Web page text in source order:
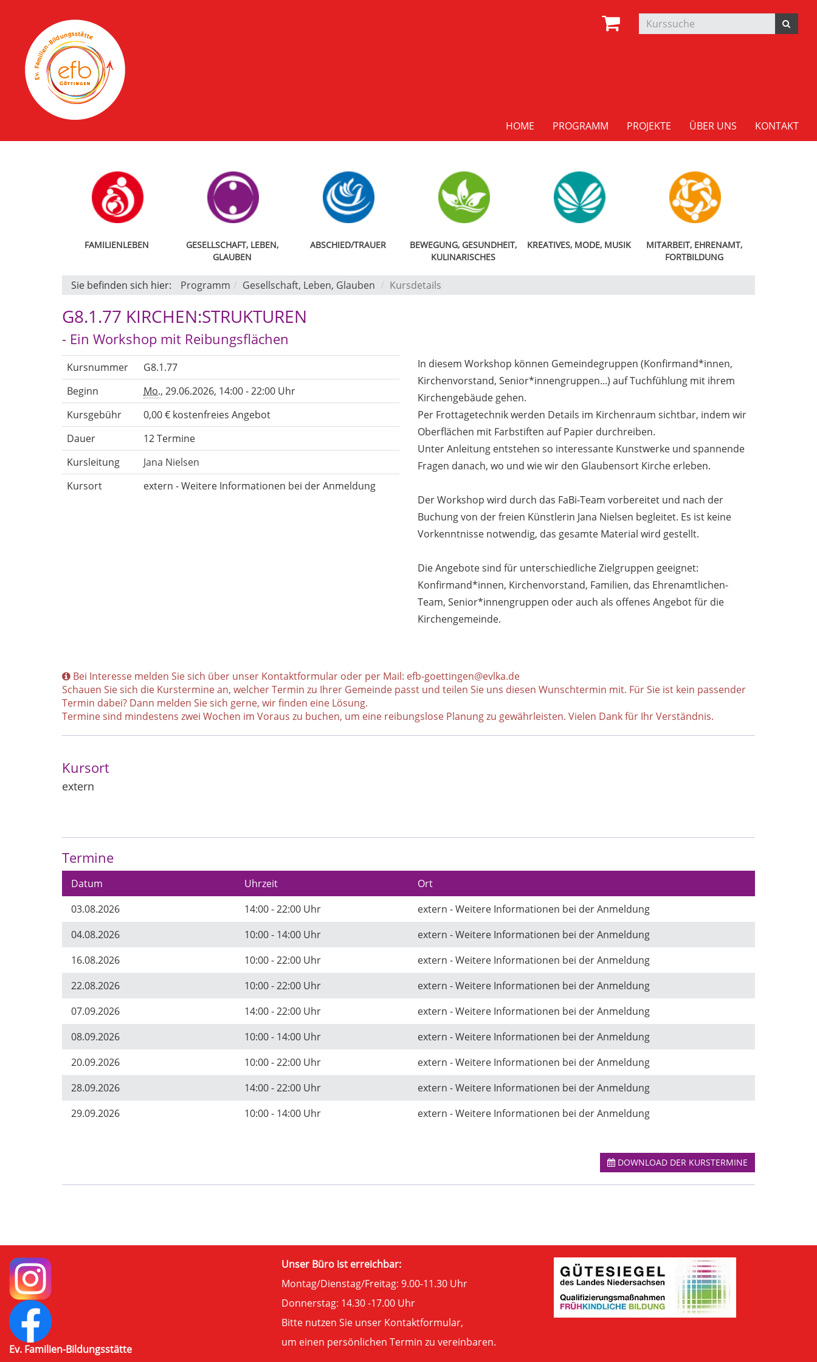
HOME PROGRAMM PROJEKTE ÜBER UNS KONTAKT
FAMILIENLEBEN
GESELLSCHAFT, LEBEN,
GLAUBEN
ABSCHIED/TRAUER
BEWEGUNG, GESUNDHEIT,
KULINARISCHES
KREATIVES, MODE, MUSIK
MITARBEIT, EHRENAMT,
FORTBILDUNG
Sie befinden sich hier: Programm Gesellschaft, Leben, Glauben Kursdetails
G8.1.77 KIRCHEN:STRUKTUREN
- Ein Workshop mit Reibungsflächen
Kursnummer
G8.1.77
Beginn
Mo., 29.06.2026, 14:00 - 22:00 Uhr
Kursgebühr
0,00 € kostenfreies Angebot
Dauer
12 Termine
Kursleitung
Jana Nielsen
Kursort
extern - Weitere Informationen bei der Anmeldung
In diesem Workshop können Gemeindegruppen (Konfirmand*innen,
Kirchenvorstand, Senior*innengruppen...) auf Tuchfühlung mit ihrem
Kirchengebäude gehen.
Per Frottagetechnik werden Details im Kirchenraum sichtbar, indem wir
Oberflächen mit Farbstiften auf Papier durchreiben.
Unter Anleitung entstehen so interessante Kunstwerke und spannende
Fragen danach, wo und wie wir den Glaubensort Kirche erleben.
Der Workshop wird durch das FaBi-Team vorbereitet und nach der
Buchung von der freien Künstlerin Jana Nielsen begleitet. Es ist keine
Vorkenntnisse notwendig, das gesamte Material wird gestellt.
Die Angebote sind für unterschiedliche Zielgruppen geeignet:
Konfirmand*innen, Kirchenvorstand, Familien, das Ehrenamtlichen-
Team, Senior*innengruppen oder auch als offenes Angebot für die
Kirchengemeinde.
Bei Interesse melden Sie sich über unser Kontaktformular oder per Mail: efb-goettingen@evlka.de
Schauen Sie sich die Kurstermine an, welcher Termin zu Ihrer Gemeinde passt und teilen Sie uns diesen Wunschtermin mit. Für Sie ist kein passender
Termin dabei? Dann melden Sie sich gerne, wir finden eine Lösung.
Termine sind mindestens zwei Wochen im Voraus zu buchen, um eine reibungslose Planung zu gewährleisten. Vielen Dank für Ihr Verständnis.
Kursort
extern
Termine
Datum Uhrzeit
Ort
03.08.2026
14:00 - 22:00 Uhr
extern - Weitere Informationen bei der Anmeldung
04.08.2026
10:00 - 14:00 Uhr
extern - Weitere Informationen bei der Anmeldung
16.08.2026
10:00 - 22:00 Uhr
extern - Weitere Informationen bei der Anmeldung
22.08.2026
10:00 - 22:00 Uhr
extern - Weitere Informationen bei der Anmeldung
07.09.2026
14:00 - 22:00 Uhr
extern - Weitere Informationen bei der Anmeldung
08.09.2026
10:00 - 14:00 Uhr
extern - Weitere Informationen bei der Anmeldung
20.09.2026
10:00 - 22:00 Uhr
extern - Weitere Informationen bei der Anmeldung
28.09.2026
14:00 - 22:00 Uhr
extern - Weitere Informationen bei der Anmeldung
29.09.2026
10:00 - 14:00 Uhr extern - Weitere Informationen bei der Anmeldung
DOWNLOAD DER KURSTERMINE
Ev. Familien-Bildungsstätte
Unser Büro ist erreichbar:
Montag/Dienstag/Freitag: 9.00-11.30 Uhr
Donnerstag: 14.30 -17.00 Uhr
Bitte nutzen Sie unser Kontaktformular,
um einen persönlichen Termin zu vereinbaren.